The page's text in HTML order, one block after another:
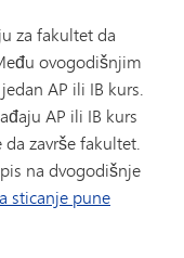
za fakultet da
ovogodišnjim
AP ili IB kurs.
AP ili IB kurs
završe fakultet.
na dvogodišnje
sticanje pune